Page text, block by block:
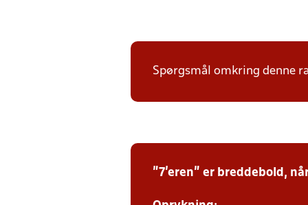
Spørgsmål omkring denne
"7'eren" er breddebold,